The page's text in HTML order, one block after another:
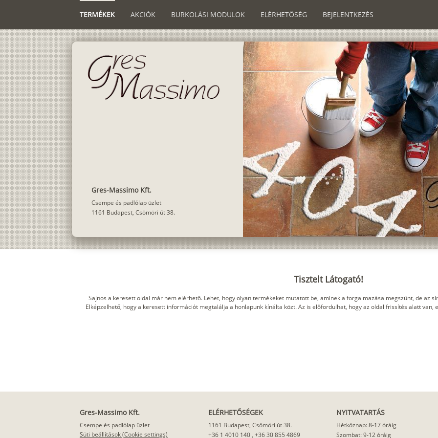
TERMÉKEK AKCIÓK BURKOLÁSI MODULOK ELÉRHETŐSÉG BEJELENTKEZÉS
Gres-Massimo Kft.
Csempe és padlólap üzlet
1161 Budapest, Csömöri út 38.
Tisztelt Látogató!
Sajnos a keresett oldal már nem elérhető. Lehet, hogy olyan termékeket mutatott be, aminek a forgalmazása megszűnt, de az
Elképzelhető, hogy a keresett információt megtalálja a honlapunk kínálta közt. Az is előfordulhat, hogy az oldal frissítés alatt van,
Gres-Massimo Kft.
Csempe és padlólap üzlet
Süti beállítások (Cookie settings)
ELÉRHETŐSÉGEK
1161 Budapest, Csömöri út 38.
+36 1 4010 140, +36 30 855 4869
NYITVATARTÁS
Hétköznap: 8-17 óráig
Szombat: 9-12 óráig